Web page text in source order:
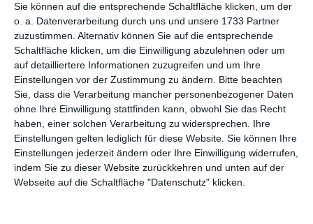
Sie können auf die entsprechende Schaltfläche klicken, um der
o. a. Datenverarbeitung durch uns und unsere 1733 Partner
zuzustimmen. Alternativ können Sie auf die entsprechende
Schaltfläche klicken, um die Einwilligung abzulehnen oder um
auf detailliertere Informationen zuzugreifen und um Ihre
Einstellungen vor der Zustimmung zu ändern. Bitte beachten
Sie, dass die Verarbeitung mancher personenbezogener Daten
ohne Ihre Einwilligung stattfinden kann, obwohl Sie das Recht
haben, einer solchen Verarbeitung zu widersprechen. Ihre
Einstellungen gelten lediglich für diese Website. Sie können Ihre
Einstellungen jederzeit ändern oder Ihre Einwilligung widerrufen,
indem Sie zu dieser Website zurückkehren und unten auf der
Webseite auf die Schaltfläche "Datenschutz" klicken.
Gesellschaftliche Werte
AIDS
Kisseo ©